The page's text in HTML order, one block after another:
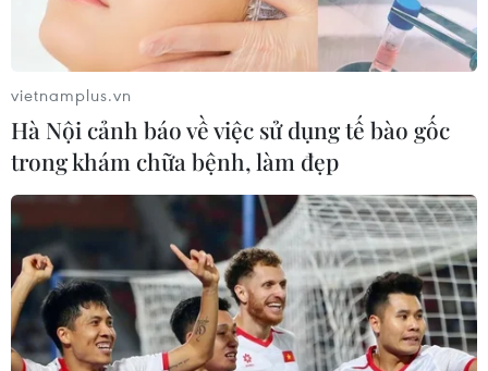
vietnamplus.vn
Hà Nội cảnh báo về việc sử dụng tế bào gốc
trong khám chữa bệnh, làm đẹp